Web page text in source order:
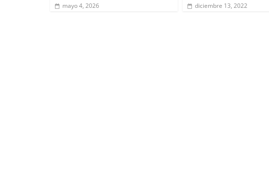
mayo 4, 2026 diciembre 13, 2022